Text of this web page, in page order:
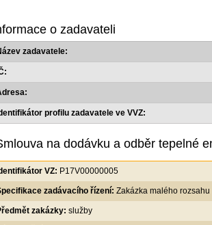
o zadavateli
zadavatele:
profilu zadavatele ve VVZ:
na dodávku a odběr tepelné
VZ: P17V00000005
zadávacího řízení: Zakázka malého rozsahu
zakázky: služby